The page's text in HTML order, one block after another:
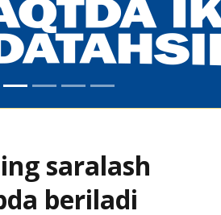
saralash
beriladi